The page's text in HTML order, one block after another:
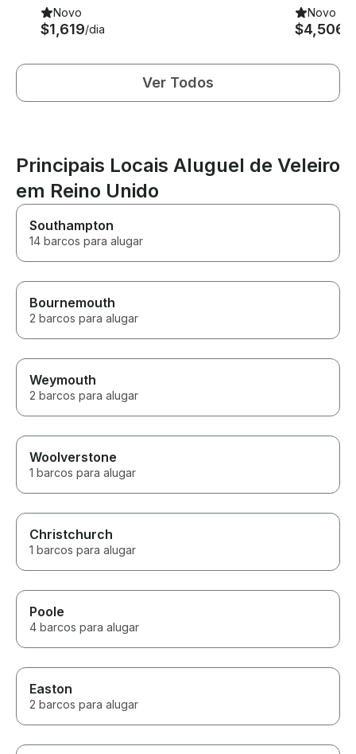
Novo
$1,619/dia
Novo
$4,506
Ver Todos
Principais Locais Aluguel de Veleiro
em Reino Unido
Southampton
14 barcos para alugar
Bournemouth
2 barcos para alugar
Weymouth
2 barcos para alugar
Woolverstone
1 barcos para alugar
Christchurch
1 barcos para alugar
Poole
4 barcos para alugar
Easton
2 barcos para alugar